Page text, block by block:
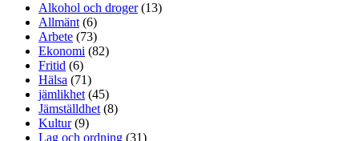
Alkohol och droger(13)
Allmänt (6)
Arbete (73)
Ekonomi (82)
Fritid (6)
Hälsa (71)
jämlikhet (45)
Jämställdhet (8)
Kultur(9)
Lag och ordning (31)